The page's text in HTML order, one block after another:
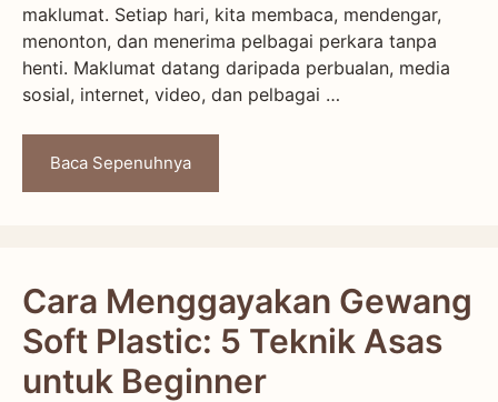
maklumat. Setiap hari, kita membaca, mendengar,
menonton, dan menerima pelbagai perkara tanpa
henti. Maklumat datang daripada perbualan, media
sosial, internet, video, dan pelbagai …
Baca Sepenuhnya
Cara Menggayakan Gewang
Soft Plastic: 5 Teknik Asas
untuk Beginner